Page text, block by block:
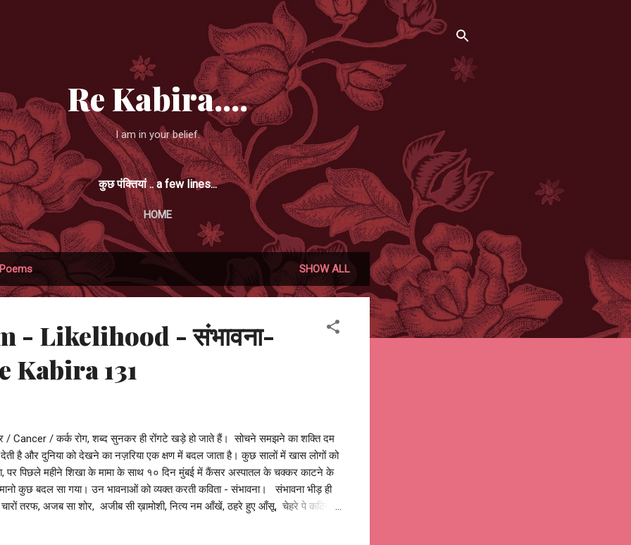
Re Kabira....
I am in your belief.
कुछ पंक्तियां .. a few lines...
HOME
Poems SHOW ALL
- Likelihood - संभावना-
Kabira 131
/ Cancer / कर्क रोग, शब्द सुनकर ही रोंगटे खड़े हो जाते हैं। सोचने समझने का शक्ति दम
है और दुनिया को देखने का नज़रिया एक क्षण में बदल जाता है। कुछ सालों में खास लोगों को
पर पिछले महीने शिखा के मामा के साथ १० दिन मुंबई में कैंसर अस्पातल के चक्कर काटने के
कुछ बदल सा गया। उन भावनाओं को व्यक्त करती कविता - संभावना। संभावना भीड़ ही
चारों तरफ, अजब सा शोर, अजीब सी ख़ामोशी, नित्य नम आँखें, ठहरे हुए आँसू, चेहरे पे कठिन